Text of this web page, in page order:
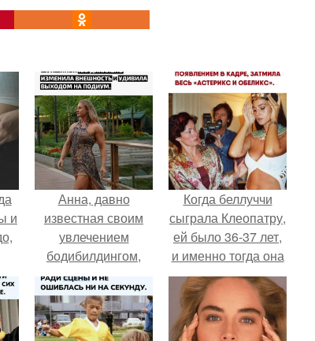
и
Анна, давно
известная своим
увлечением
бодибилдингом,
впервые
попробовала себя
в роли модели.
Когда беллуччи
сыграла Клеопатру,
ей было 36-37 лет,
и именно тогда она
находилась на
вершине карьеры.